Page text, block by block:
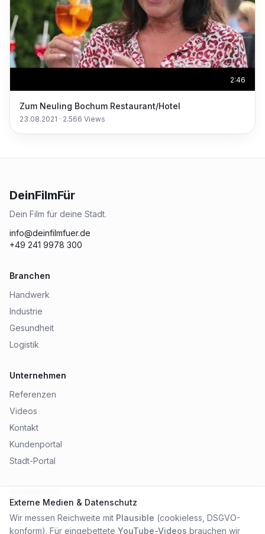
2:46
Zum Neuling Bochum Restaurant/Hotel
23.08.2021 · 2.566 Views
DeinFilmFür
Dein Film für deine Stadt.
info@deinfilmfuer.de
+49 241 9978 300
Branchen
Handwerk
Industrie
Gesundheit
Logistik
Unternehmen
Referenzen
Videos
Kontakt
Kundenportal
Stadt-Portal
Datenschutz
Externe Medien & Datenschutz
Wir messen Reichweite mit Plausible (cookieless, DSGVO-
konform). Für eingebettete YouTube-Videos brauchen wir